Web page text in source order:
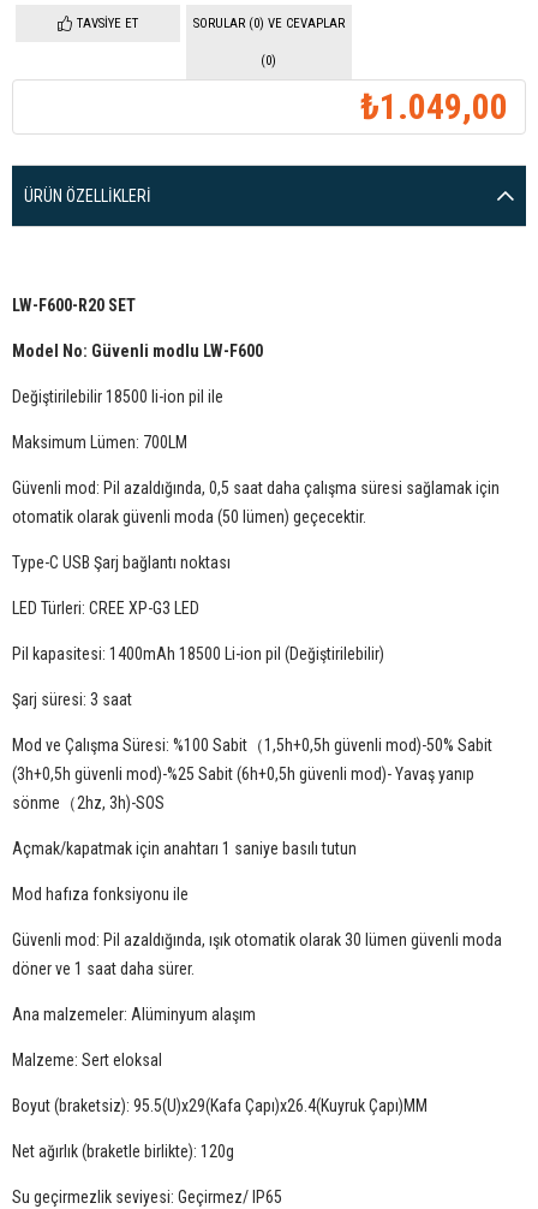
TAVSIYE ET SORULAR (0) VE CEVAPLAR
(0)
₺1.049,00
ÜRÜN ÖZELLIKLERI
LW-F600-R20 SET
Model No: Güvenli modlu LW-F600
Değiştirilebilir 18500 li-ion pil ile
Maksimum Lümen: 700LM
Güvenli mod: Pil azaldığında, 0,5 saat daha çalışma süresi sağlamak için
otomatik olarak güvenli moda (50 lümen) geçecektir.
Type-C USB Şarj bağlantı noktası
LED Türleri: CREE XP-G3 LED
Pil kapasitesi: 1400mAh 18500 Li-ion pil (Değiştirilebilir)
Şarj süresi: 3 saat
Mod ve Çalışma Süresi: %100 Sabit（1,5h+0,5h güvenli mod)-50% Sabit
(3h+0,5h güvenli mod)-%25 Sabit (6h+0,5h güvenli mod)- Yavaş yanıp
sönme（2hz, 3h)-SOS
Açmak/kapatmak için anahtarı 1 saniye basılı tutun
Mod hafıza fonksiyonu ile
Güvenli mod: Pil azaldığında, ışık otomatik olarak 30 lümen güvenli moda
döner ve 1 saat daha sürer.
Ana malzemeler: Alüminyum alaşım
Malzeme: Sert eloksal
Boyut (braketsiz): 95.5(U)x29(Kafa Çapı)x26.4(Kuyruk Çapı)MM
Net ağırlık (braketle birlikte): 120g
Su geçirmezlik seviyesi: Geçirmez/ IP65